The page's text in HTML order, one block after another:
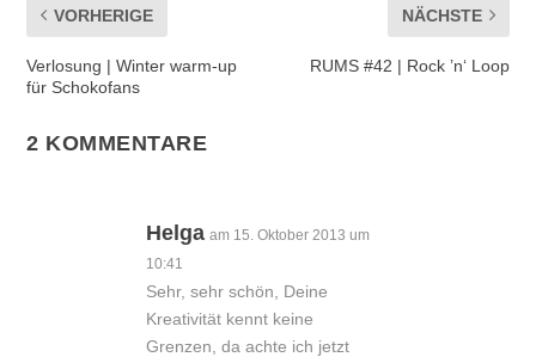
VORHERIGE
Verlosung | Winter warm-up
für Schokofans
NÄCHSTE
RUMS #42 | Rock ’n‘ Loop
2 KOMMENTARE
Helga am 15. Oktober 2013 um
10:41
Sehr, sehr schön, Deine
Kreativität kennt keine
Grenzen, da achte ich jetzt